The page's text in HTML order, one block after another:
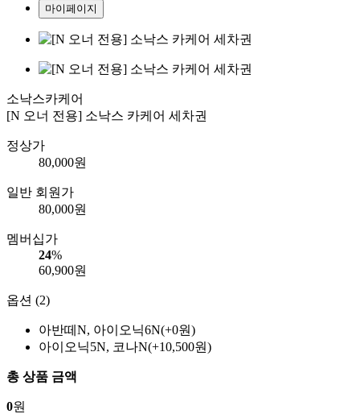
마이페이지
소낙스카케어
[N 오너 전용] 소낙스 카케어 세차권
정상가
80,000원
일반 회원가
80,000원
멤버십가
24%
60,900원
옵션 (2)
아반떼N, 아이오닉6N(+0원)
아이오닉5N, 코나N(+10,500원)
총 상품 금액
0원